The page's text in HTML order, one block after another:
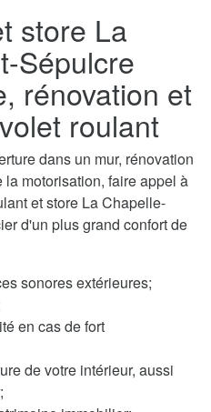
store La
Sépulcre
rénovation et
roulant
dans un mur, rénovation
motorisation, faire appel à
et store La Chapelle-
d'un plus grand confort de
sonores extérieures;
en cas de fort
de votre intérieur, aussi